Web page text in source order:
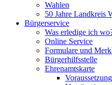
Wahlen
50 Jahre Landkreis
Bürgerservice
Was erledige ich
Online Service
Formulare und
Bürgerhilfsstelle
Ehrenamtskarte